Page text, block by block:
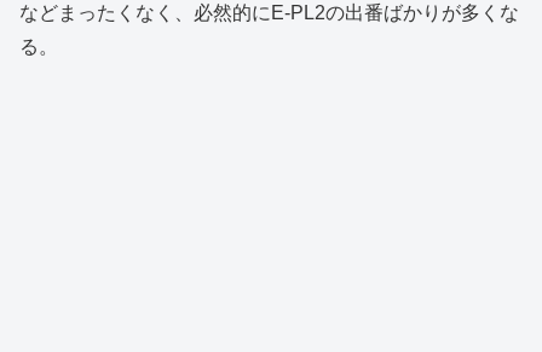
などまったくなく、必然的にE-PL2の出番ばかりが多くな
る。